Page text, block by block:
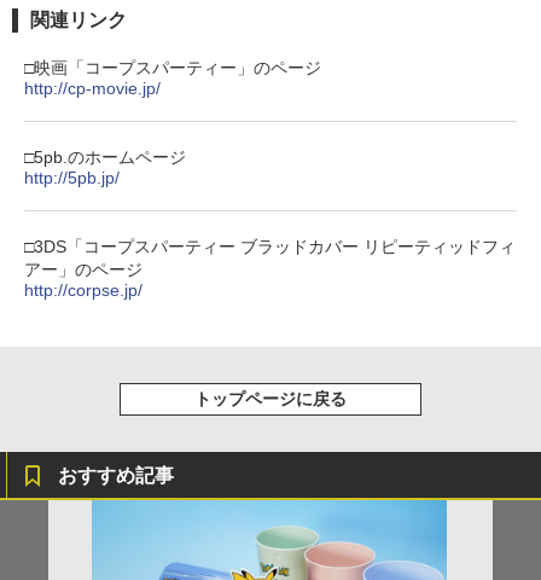
￥7,286
3
￥11,849
￥10,737
5
【純正品】DualSense ワイヤレスコン
￥10,737
5
【純正品】Xbox Elite ワイヤレス コン
イト)
￥18,500
2
劇場版「鬼滅の刃」無限城編 第一章 猗
3
劇場版「鬼滅の刃」無限城編 第一章 猗
劇場版「鬼滅の刃」無限城編 第一章 猗
関連リンク
□映画「コープスパーティー」のページ
http://cp-movie.jp/
□5pb.のホームページ
http://5pb.jp/
□3DS「コープスパーティー ブラッドカバー リピーティッドフィ
アー」のページ
http://corpse.jp/
トップページに戻る
おすすめ記事